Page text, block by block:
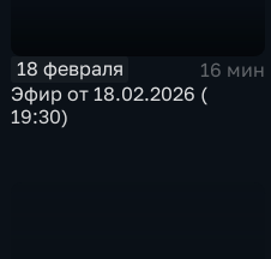
18 февраля
16 мин
Эфир от 18.02.2026 (
19:30)